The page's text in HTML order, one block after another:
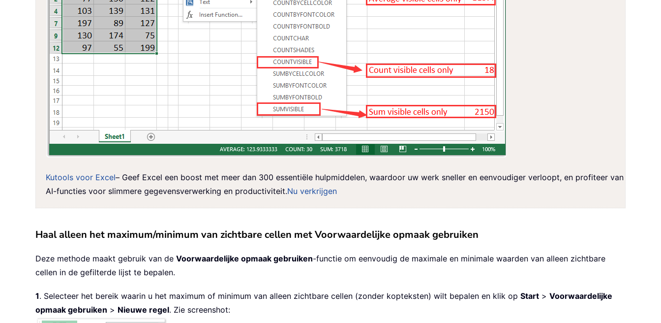
Kutools voor Excel– Geef Excel een boost met meer dan 300 essentiële hulpmiddelen, waardoor uw werk sneller en eenvoudiger verloopt, en profiteer van
AI-functies voor slimmere gegevensverwerking en productiviteit.Nu verkrijgen
Haal alleen het maximum/minimum van zichtbare cellen met Voorwaardelijke opmaak gebruiken
Deze methode maakt gebruik van de Voorwaardelijke opmaak gebruiken-functie om eenvoudig de maximale en minimale waarden van alleen zichtbare
cellen in de gefilterde lijst te bepalen.
1. Selecteer het bereik waarin u het maximum of minimum van alleen zichtbare cellen (zonder kopteksten) wilt bepalen en klik op Start > Voorwaardelijke
opmaak gebruiken > Nieuwe regel. Zie screenshot: